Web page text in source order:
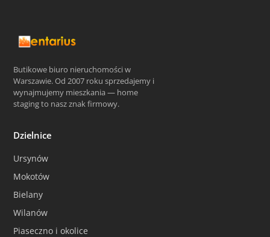
Butikowe biuro nieruchomości w
Warszawie. Od 2007 roku sprzedajemy i
wynajmujemy mieszkania — home
staging to nasz znak firmowy.
Dzielnice
Ursynów
Mokotów
Bielany
Wilanów
Piaseczno i okolice